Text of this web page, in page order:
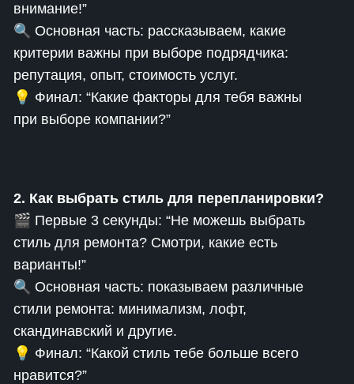
внимание!”
🔍 Основная часть: рассказываем, какие
критерии важны при выборе подрядчика:
репутация, опыт, стоимость услуг.
💡 Финал: “Какие факторы для тебя важны
при выборе компании?”
2. Как выбрать стиль для перепланировки?
🎬 Первые 3 секунды: “Не можешь выбрать
стиль для ремонта? Смотри, какие есть
варианты!”
🔍 Основная часть: показываем различные
стили ремонта: минимализм, лофт,
скандинавский и другие.
💡 Финал: “Какой стиль тебе больше всего
нравится?”